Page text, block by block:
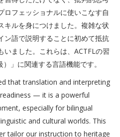
ロフェッショナルに使いこなす自
キルを身につけました。複雑な状
ン語で説明することに初めて抵抗
いました。これらは、ACTFLの習
」に関連する言語機能です。
that translation and interpreting
— it is a powerful
especially for bilingual
and cultural worlds. This
tailor our instruction to heritage